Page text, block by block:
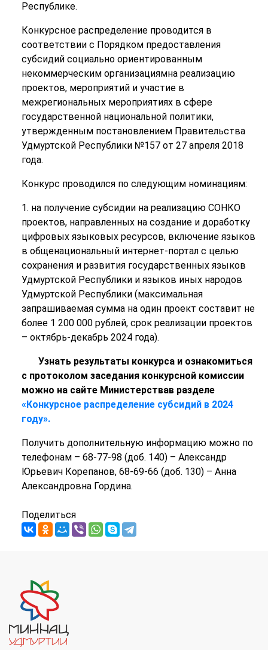
Республике.
Конкурсное распределение проводится в
соответствии с Порядком предоставления
субсидий социально ориентированным
некоммерческим организациямна реализацию
проектов, мероприятий и участие в
межрегиональных мероприятиях в сфере
государственной национальной политики,
утвержденным постановлением Правительства
Удмуртской Республики №157 от 27 апреля 2018
года.
Конкурс проводился по следующим номинациям:
1. на получение субсидии на реализацию СОНКО
проектов, направленных на создание и доработку
цифровых языковых ресурсов, включение языков
в общенациональный интернет-портал с целью
сохранения и развития государственных языков
Удмуртской Республики и языков иных народов
Удмуртской Республики (максимальная
запрашиваемая сумма на один проект составит не
более 1 200 000 рублей, срок реализации проектов
– октябрь-декабрь 2024 года).
Узнать результаты конкурса и ознакомиться
с протоколом заседания конкурсной комиссии
можно на сайте Министерствав разделе
«Конкурсное распределение субсидий в 2024
году».
Получить дополнительную информацию можно по
телефонам – 68-77-98 (доб. 140) – Александр
Юрьевич Корепанов, 68-69-66 (доб. 130) – Анна
Александровна Гордина.
Поделиться